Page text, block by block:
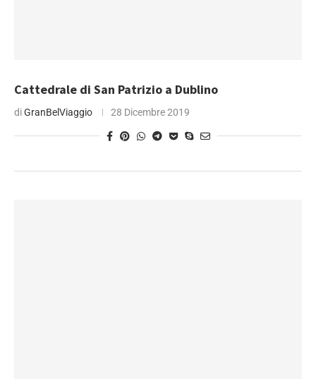
Cattedrale di San Patrizio a Dublino
diGranBelViaggio 28 Dicembre 2019